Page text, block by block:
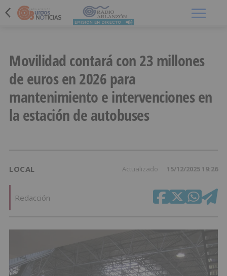
Movilidad contará con 23 millones
de euros en 2026 para
mantenimiento e intervenciones en
la estación de autobuses
LOCAL Actualizado 15/12/2025 19:26
Redacción